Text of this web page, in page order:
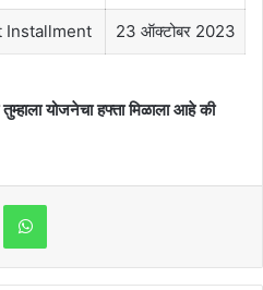
Installment 23 ऑक्टोबर 2023
योजनेचा हफ्ता मिळाला आहे की
WhatsApp